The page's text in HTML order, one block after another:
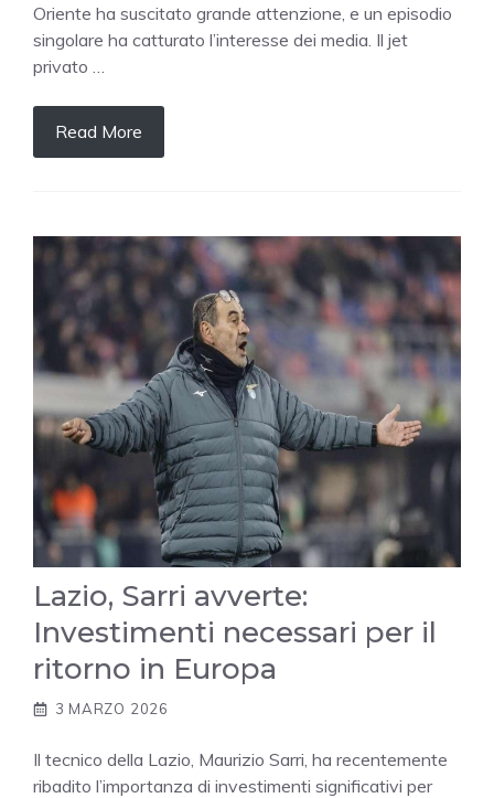
Oriente ha suscitato grande attenzione, e un episodio
singolare ha catturato l’interesse dei media. Il jet
privato …
Read More
Lazio, Sarri avverte:
Investimenti necessari per il
ritorno in Europa
3 MARZO 2026
Il tecnico della Lazio, Maurizio Sarri, ha recentemente
ribadito l’importanza di investimenti significativi per